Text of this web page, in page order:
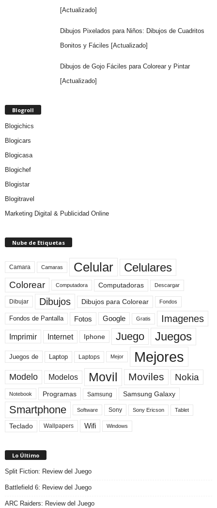
[Actualizado]
Dibujos Pixelados para Niños: Dibujos de Cuadritos
Bonitos y Fáciles [Actualizado]
Dibujos de Gojo Fáciles para Colorear y Pintar
[Actualizado]
Blogroll
Blogichics
Blogicars
Blogicasa
Blogichef
Blogistar
Blogitravel
Marketing Digital & Publicidad Online
Nube de Etiquetas
Camara Camaras Celular Celulares
Colorear Computadora Computadoras Descargar
Dibujar Dibujos Dibujos para Colorear Fondos
Fondos de Pantalla Fotos Google Gratis Imagenes
Imprimir Internet Iphone Juego Juegos
Juegos de Laptop Laptops Mejor Mejores
Modelo Modelos Movil Moviles Nokia
Notebook Programas Samsung Samsung Galaxy
Smartphone Software Sony Sony Ericson Tablet
Teclado Wallpapers Wifi Windows
Lo Último
Split Fiction: Review del Juego
Battlefield 6: Review del Juego
ARC Raiders: Review del Juego